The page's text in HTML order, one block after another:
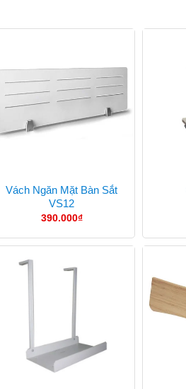
Vách Ngăn Mặt Bàn Sắt
VS12
390.000₫